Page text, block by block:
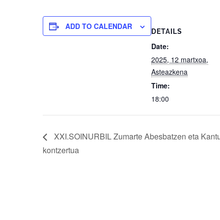
ADD TO CALENDAR
DETAILS
Date:
2025, 12 martxoa,
Asteazkena
Time:
18:00
XXI.SOINURBIL Zumarte Abesbatzen eta
kontzertua